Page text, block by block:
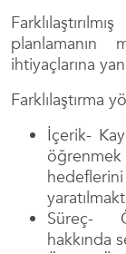
planlamanın
ihtiyaçlarına
Farklılaştırma
İçerik-
Süreç-
hakkında